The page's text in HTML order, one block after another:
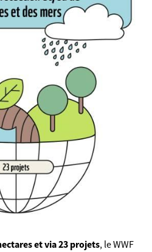
et via 23 projets, le WWF